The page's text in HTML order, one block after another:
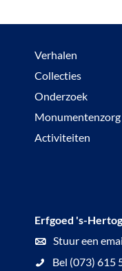
Verhalen
Collecties
Onderzoek
Monumentenzorg
Activiteiten
Erfgoed 's-
Stuur een
Bel (073) 615